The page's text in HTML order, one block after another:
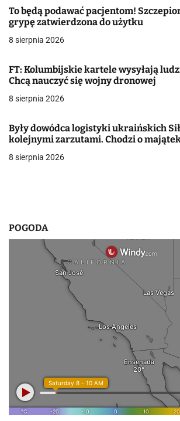
c
j
w
p
i
s
To będą podawać pacjentom!
grypę zatwierdzona do użytku
8 sierpnia 2026
FT: Kolumbijskie kartele wysyłają
Chcą nauczyć się wojny dronowej
8 sierpnia 2026
Były dowódca logistyki ukraińskich
kolejnymi zarzutami. Chodzi o
8 sierpnia 2026
POGODA